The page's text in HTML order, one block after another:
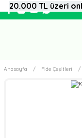
Anasayfa Fide Çeşitleri
20.000 TL üzeri